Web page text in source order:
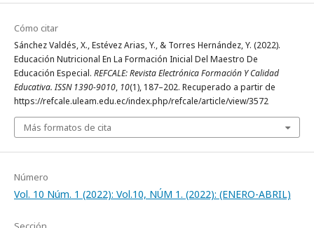
Cómo citar
Sánchez Valdés, X., Estévez Arias, Y., & Torres Hernández, Y. (2022).
Educación Nutricional En La Formación Inicial Del Maestro De
Educación Especial. REFCALE: Revista Electrónica Formación Y Calidad
Educativa. ISSN 1390-9010, 10(1), 187–202. Recuperado a partir de
https://refcale.uleam.edu.ec/index.php/refcale/article/view/3572
Más formatos de cita
Número
Vol. 10 Núm. 1 (2022): Vol.10, NÚM 1. (2022): (ENERO-ABRIL)